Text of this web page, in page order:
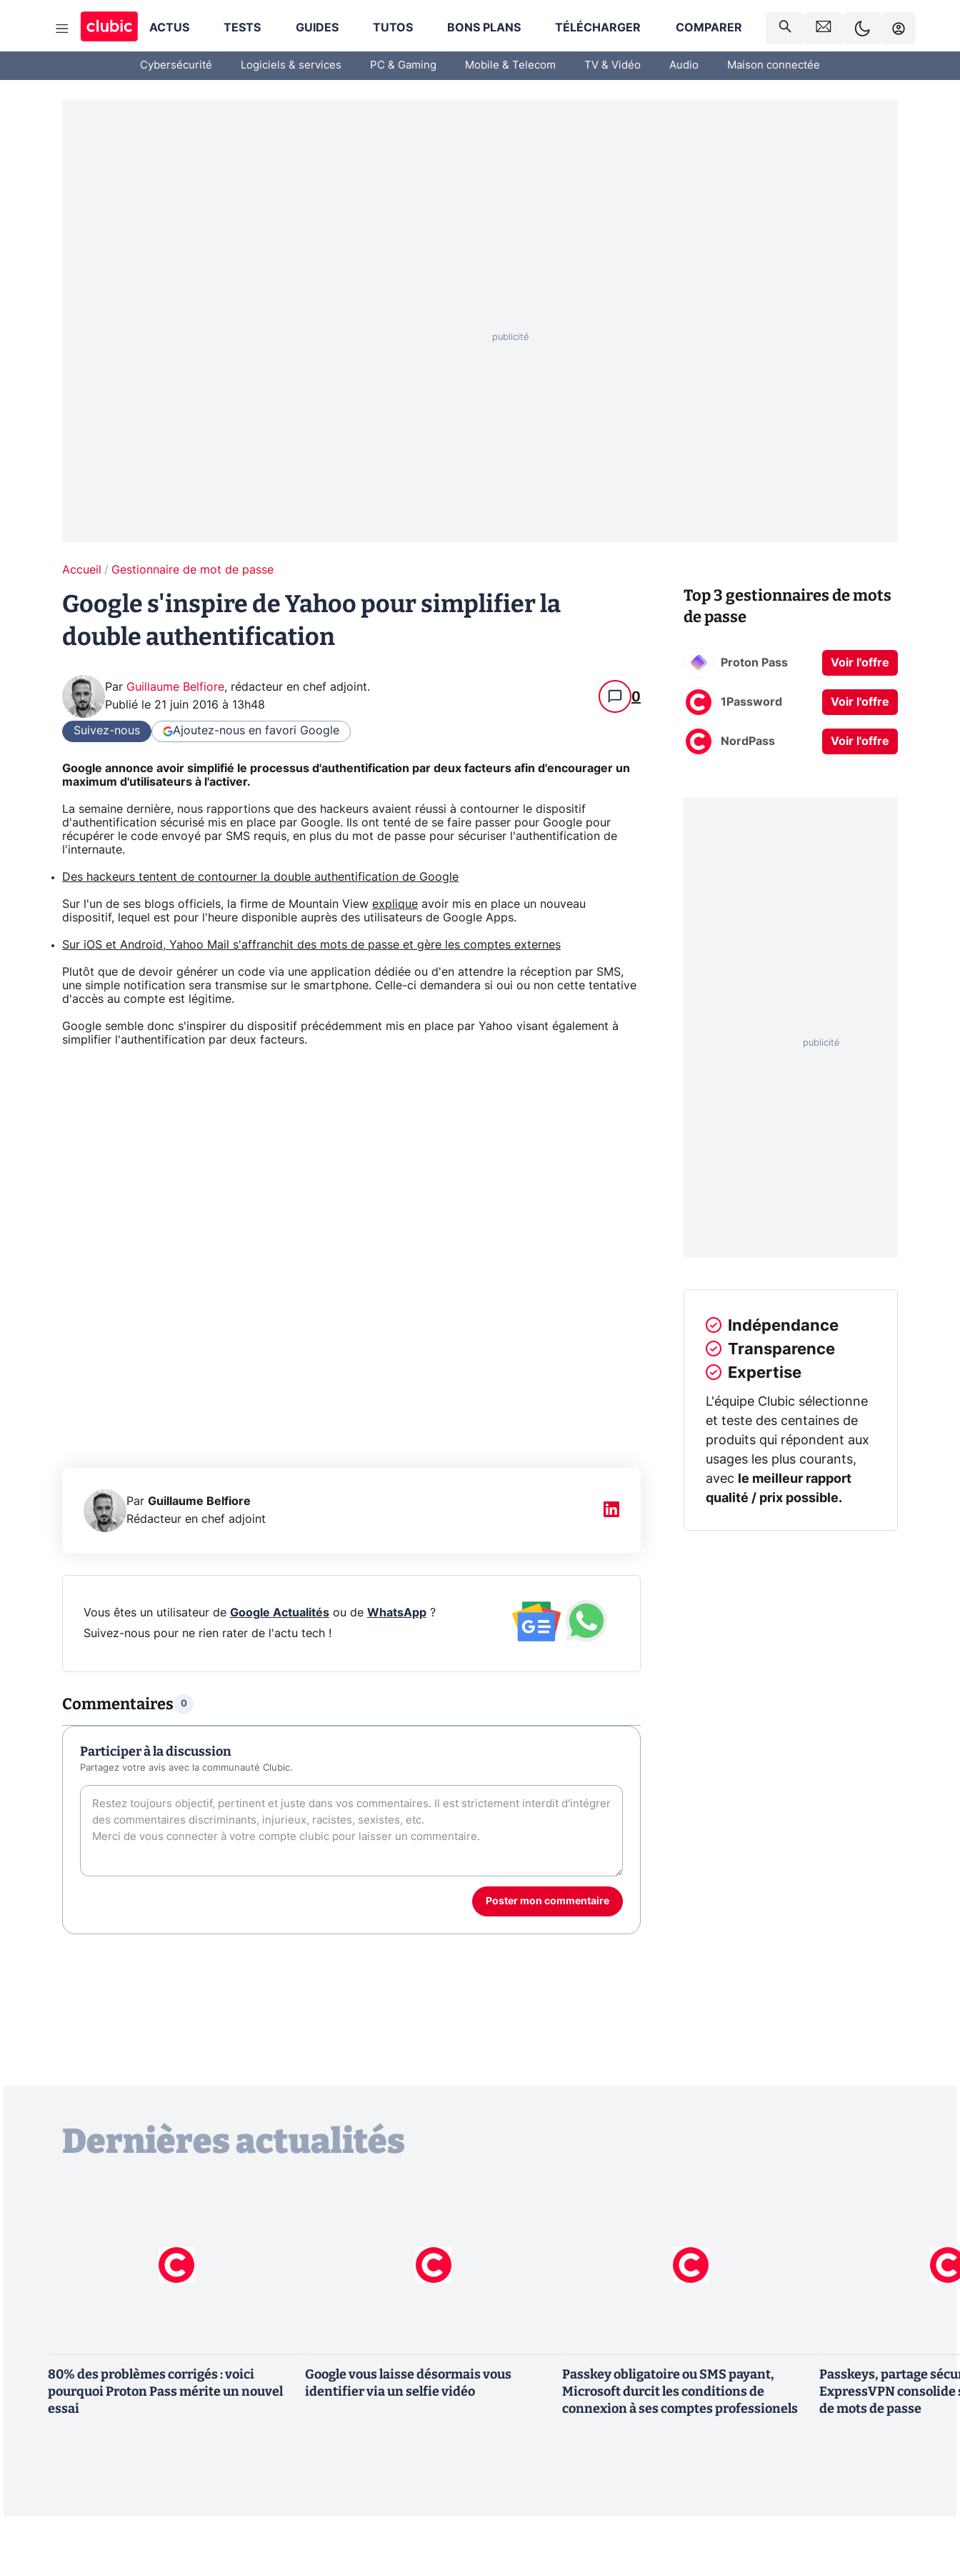
ACTUS TESTS GUIDES TUTOS BONS PLANS TÉLÉCHARGER COMPARER
Cybersécurité Logiciels & services PC & Gaming Mobile & Telecom TV & Vidéo Audio Maison connectée
Accueil Gestionnaire de mot de passe
Google s'inspire de Yahoo pour simplifier la
double authentification
Par Guillaume Belfiore, rédacteur en chef adjoint.
Publié le 21 juin 2016 à 13h48 0
Suivez-nous Ajoutez-nous en favori Google
Google annonce avoir simplifié le processus d'authentification par deux facteurs afin d'encourager un
maximum d'utilisateurs à l'activer.
La semaine dernière, nous rapportions que des hackeurs avaient réussi à contourner le dispositif
d'authentification sécurisé mis en place par Google. Ils ont tenté de se faire passer pour Google pour
récupérer le code envoyé par SMS requis, en plus du mot de passe pour sécuriser l'authentification de
l'internaute.
Des hackeurs tentent de contourner la double authentification de Google
Sur l'un de ses blogs officiels, la firme de Mountain View explique avoir mis en place un nouveau
dispositif, lequel est pour l'heure disponible auprès des utilisateurs de Google Apps.
Sur iOS et Android, Yahoo Mail s'affranchit des mots de passe et gère les comptes externes
Plutôt que de devoir générer un code via une application dédiée ou d'en attendre la réception par SMS,
une simple notification sera transmise sur le smartphone. Celle-ci demandera si oui ou non cette tentative
d'accès au compte est légitime.
Google semble donc s'inspirer du dispositif précédemment mis en place par Yahoo visant également à
simplifier l'authentification par deux facteurs.
Par Guillaume Belfiore
Rédacteur en chef adjoint
Vous êtes un utilisateur de Google Actualitésou de WhatsApp?
Suivez-nous pour ne rien rater de l'actu tech !
Commentaires 0
Participer à la discussion
Partagez votre avis avec la communauté Clubic.
Poster mon commentaire
Top 3 gestionnaires de mots
de passe
Proton Pass Voir l'offre
1Password Voir l'offre
NordPass Voir l'offre
Indépendance
Transparence
Expertise
L'équipe Clubic sélectionne
et teste des centaines de
produits qui répondent aux
usages les plus courants,
avec
le meilleur rapport
qualité / prix possible.
Dernières actualités
80% des problèmes corrigés : voici
pourquoi Proton Pass mérite un nouvel
essai
Google vous laisse désormais vous
identifier via un selfie vidéo
Passkey obligatoire ou SMS payant,
Microsoft durcit les conditions de
connexion à ses comptes professionels
Passkeys, partage
ExpressVPN
de mots de passe